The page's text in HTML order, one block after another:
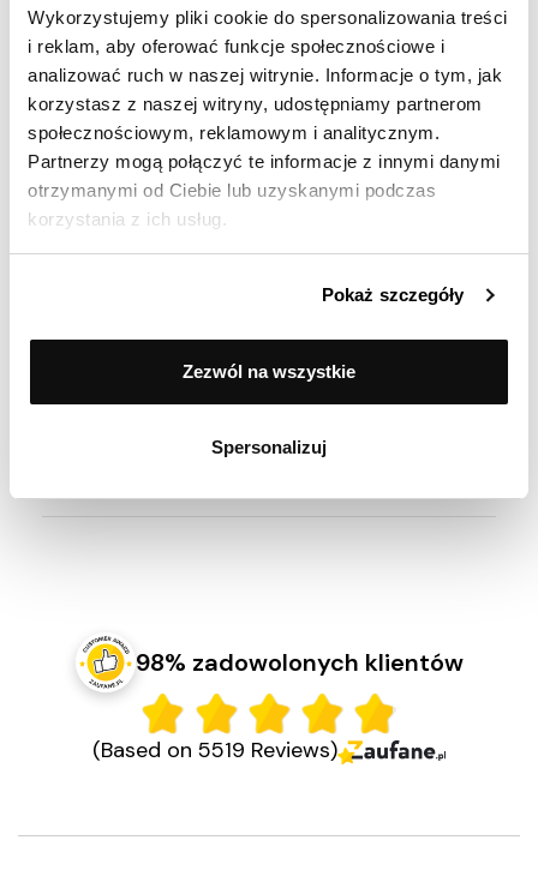
Wykorzystujemy pliki cookie do spersonalizowania treści
i reklam, aby oferować funkcje społecznościowe i
analizować ruch w naszej witrynie. Informacje o tym, jak
korzystasz z naszej witryny, udostępniamy partnerom
społecznościowym, reklamowym i analitycznym.
Partnerzy mogą połączyć te informacje z innymi danymi
otrzymanymi od Ciebie lub uzyskanymi podczas
korzystania z ich usług.
Pokaż szczegóły
Zezwól na wszystkie
Spersonalizuj
Neutralne
0%
Negatywne
0%
Opinia zamieszczona 23.05.2026
Polecam
Ocenił(a) produkt na
Opinia zamieszczona 08.04.2026
W porządku.
Ocenił(a) produkt na
Rondelek z pokrywką ok. Dziurek mógłby być
98% zadowolonych klientów
(Based on 5519 Reviews)